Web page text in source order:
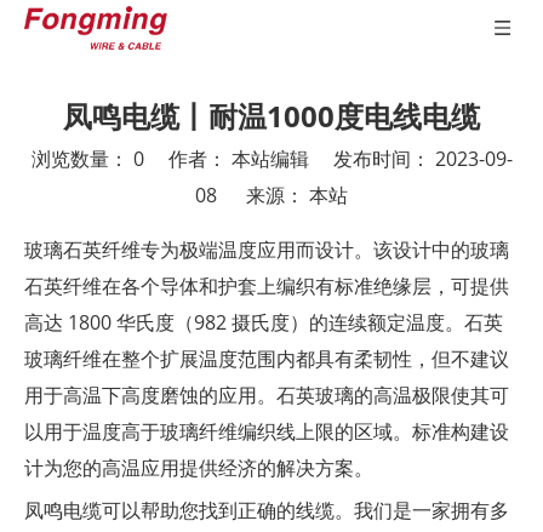
凤鸣电缆丨耐温1000度电线电缆
浏览数量： 0作者： 本站编辑 发布时间： 2023-09-
08 来源： 本站
["wechat","weibo","qzone","douban","email"]
玻璃石英纤维专为极端温度应用而设计。该设计中的玻璃
石英纤维在各个导体和护套上编织有标准绝缘层，可提供
高达 1800 华氏度（982 摄氏度）的连续额定温度。石英
玻璃纤维在整个扩展温度范围内都具有柔韧性，但不建议
用于高温下高度磨蚀的应用。石英玻璃的高温极限使其可
以用于温度高于玻璃纤维编织线上限的区域。标准构建设
计为您的高温应用提供经济的解决方案。
凤鸣电缆可以帮助您找到正确的线缆。我们是一家拥有多